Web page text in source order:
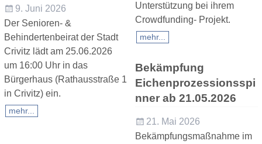
9. Juni 2026
Der Senioren- &
Behindertenbeirat der Stadt
Crivitz lädt am 25.06.2026
um 16:00 Uhr in das
Bürgerhaus (Rathausstraße 1
in Crivitz) ein.
mehr...
Unterstützung bei ihrem
Crowdfunding- Projekt.
mehr...
Bekämpfung
Eichenprozessionsspi
nner ab 21.05.2026
21. Mai 2026
Bekämpfungsmaßnahme im